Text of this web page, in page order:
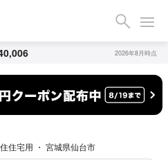
2026年8月時点
住宅用 ・ 宮城県仙台市